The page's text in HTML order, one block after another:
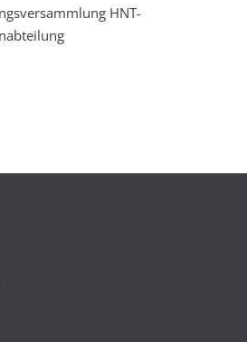
HNT-